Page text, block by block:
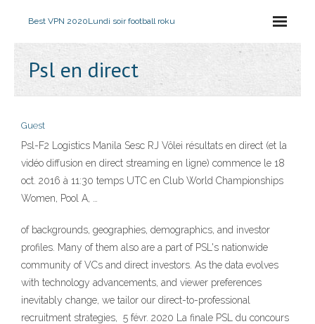
Best VPN 2020Lundi soir football roku
Psl en direct
Guest
Psl-F2 Logistics Manila Sesc RJ Vôlei résultats en direct (et la
vidéo diffusion en direct streaming en ligne) commence le 18
oct. 2016 à 11:30 temps UTC en Club World Championships
Women, Pool A, …
of backgrounds, geographies, demographics, and investor
profiles. Many of them also are a part of PSL's nationwide
community of VCs and direct investors. As the data evolves
with technology advancements, and viewer preferences
inevitably change, we tailor our direct-to-professional
recruitment strategies, 5 févr. 2020 La finale PSL du concours